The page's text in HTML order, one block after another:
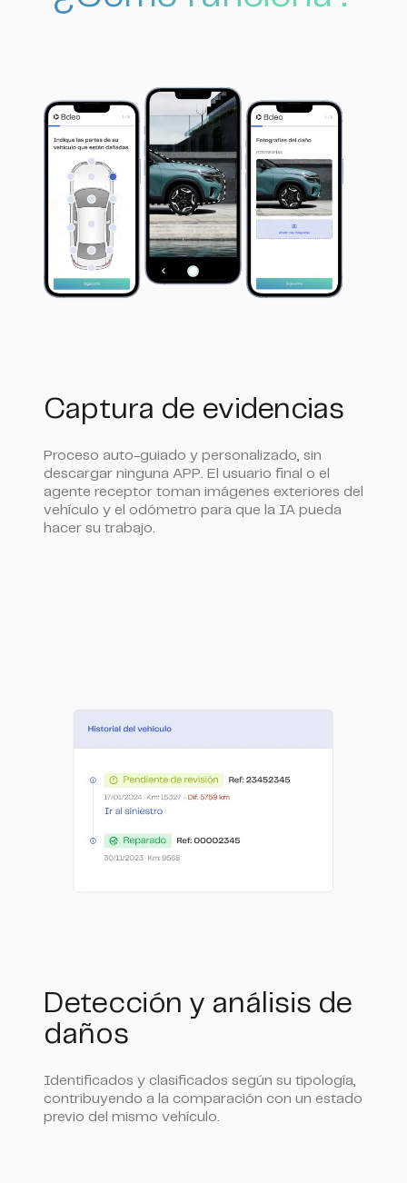
Captura de evidencias
Proceso auto-guiado y personalizado, sin
descargar ninguna APP. El usuario final o el
agente receptor toman imágenes exteriores del
vehículo y el odómetro para que la IA pueda
hacer su trabajo.
Detección y análisis de
daños
Identificados y clasificados según su tipología,
contribuyendo a la comparación con un estado
previo del mismo vehículo.